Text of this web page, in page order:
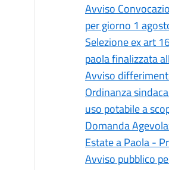
Avviso
per giorno 1
Selezione ex art
paola finalizzata
Avviso
Ordinanza
uso potabile a
Domanda
Estate a Paola -
Avviso pubblico